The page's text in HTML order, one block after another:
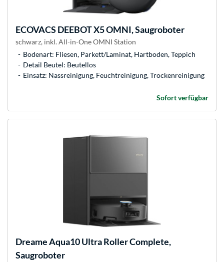
ECOVACS DEEBOT X5 OMNI, Saugroboter
schwarz, inkl. All-in-One OMNI Station
Bodenart: Fliesen, Parkett/Laminat, Hartboden, Teppich
Detail Beutel: Beutellos
Einsatz: Nassreinigung, Feuchtreinigung, Trockenreinigung
Sofort verfügbar
DreameAqua10 Ultra Roller Complete,
Saugroboter